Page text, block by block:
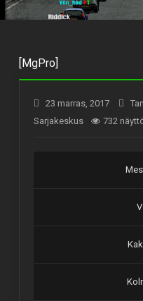
[MgPro]
23 marras, 2017
Sarjakeskus
732